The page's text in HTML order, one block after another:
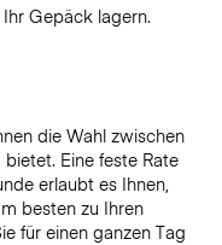
Gepäck lagern.
die Wahl zwischen
Eine feste Rate
erlaubt es Ihnen,
besten zu Ihren
für einen ganzen Tag